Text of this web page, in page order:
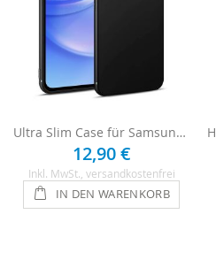
Ultra Slim Case für Samsung Galaxy A15 - Schwarz
12,90 €
Inkl. MwSt. , versandkostenfrei
IN DEN WARENKORB